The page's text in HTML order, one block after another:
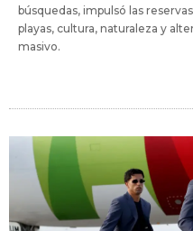
búsquedas, impulsó las
playas, cultura, naturaleza y
masivo.